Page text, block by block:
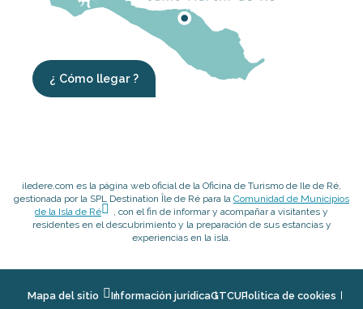
¿ Cómo llegar ?
iledere.com es la página web oficial de la Oficina de Turismo de Ile de Ré,
gestionada por la SPL Destination Île de Ré para la Comunidad de Municipios
de la Isla de Ré
, con el fin de informar y acompañar a visitantes y
residentes en el descubrimiento y la preparación de sus estancias y
experiencias en la isla.
Mapa del sitio Información jurídicaGTCUPolitica de cookies